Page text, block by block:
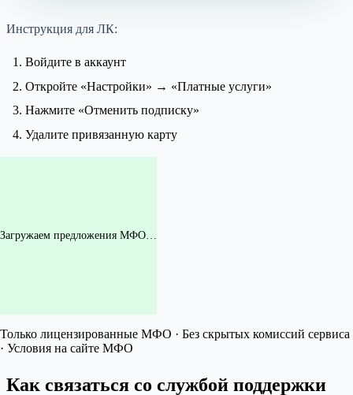
Инструкция для ЛК:
Войдите в аккаунт
Откройте «Настройки» → «Платные услуги»
Нажмите «Отменить подписку»
Удалите привязанную карту
Загружаем предложения МФО…
Только лицензированные МФО · Без скрытых комиссий сервиса
· Условия на сайте МФО
Как связаться со службой поддержки